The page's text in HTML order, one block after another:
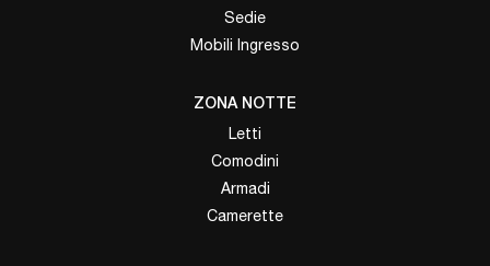
Sedie
Mobili Ingresso
ZONA NOTTE
Letti
Comodini
Armadi
Camerette